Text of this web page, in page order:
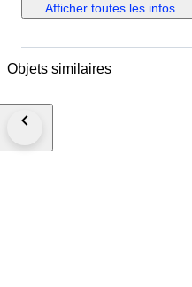
Afficher toutes les infos
Objets similaires